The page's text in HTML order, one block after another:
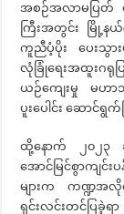
အစဉ်အလာမပြတ် ထ
ကြီးအတွင်း မြို့နယ်
ကူညီပံ့ပိုး ပေးသွား
လုံခြုံရေးအထူးဂရုပ
ယဉ်ကျေးမှု မဟာသ
ပူးပေါင်း ဆောင်ရွ
ထို့နောက် ၂၀၂၃ ခု
အောင်မြင်စွာကျင်
များက ကဏ္ဍအလို
ရှင်းလင်းတင်ပြခဲ့ရ